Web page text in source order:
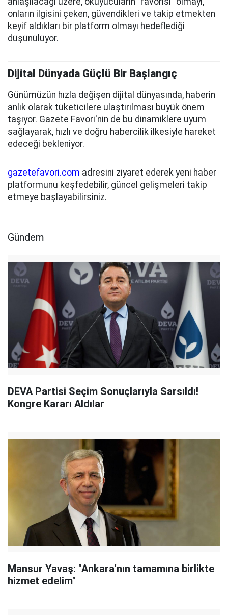
onların ilgisini çeken, güvendikleri ve takip etmekten
keyif aldıkları bir platform olmayı hedeflediği
düşünülüyor.
Dijital Dünyada Güçlü Bir Başlangıç
Günümüzün hızla değişen dijital dünyasında, haberin
anlık olarak tüketicilere ulaştırılması büyük önem
taşıyor. Gazete Favori'nin de bu dinamiklere uyum
sağlayarak, hızlı ve doğru habercilik ilkesiyle hareket
edeceği bekleniyor.
gazetefavori.com adresini ziyaret ederek yeni haber
platformunu keşfedebilir, güncel gelişmeleri takip
etmeye başlayabilirsiniz.
Gündem
DEVA Partisi Seçim Sonuçlarıyla Sarsıldı!
Kongre Kararı Aldılar
Mansur Yavaş: "Ankara'nın tamamına birlikte
hizmet edelim"